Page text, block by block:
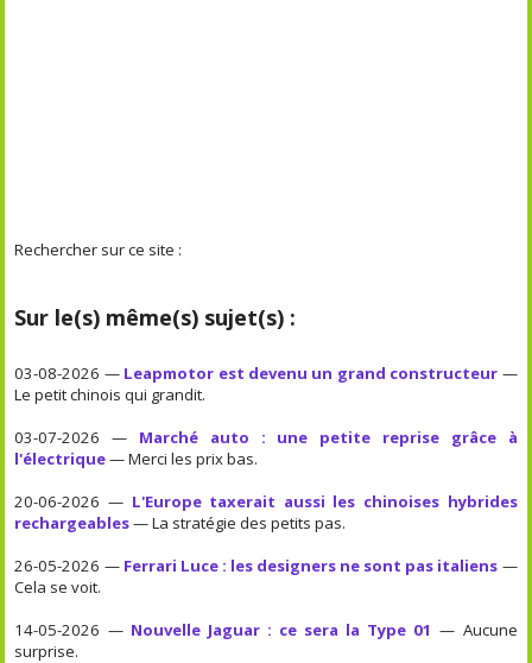
Rechercher sur ce site :
Sur le(s) même(s) sujet(s) :
03-08-2026 — Leapmotor est devenu un grand constructeur —
Le petit chinois qui grandit.
03-07-2026 — Marché auto : une petite reprise grâce à
l'électrique— Merci les prix bas.
20-06-2026 — L'Europe taxerait aussi les chinoises hybrides
rechargeables— La stratégie des petits pas.
26-05-2026 — Ferrari Luce : les designers ne sont pas italiens —
Cela se voit.
14-05-2026 — Nouvelle Jaguar : ce sera la Type 01 — Aucune
surprise.